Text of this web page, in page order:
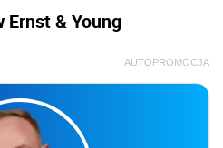
Ernst & Young
AUTOPROMOCJA